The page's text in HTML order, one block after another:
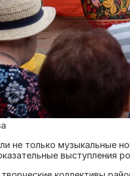
не только музыкальные
выступления